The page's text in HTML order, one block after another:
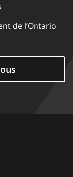
de l’Ontario